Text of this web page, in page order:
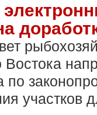
Востока
по
участков